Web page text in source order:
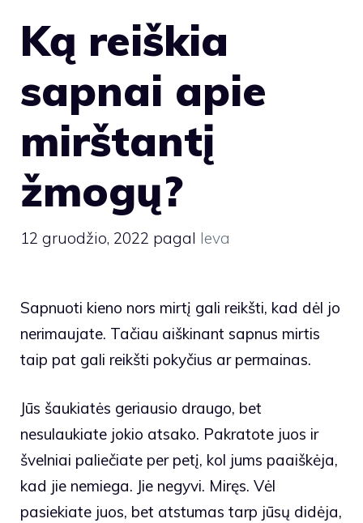
Ką reiškia
sapnai apie
mirštantį
žmogų?
12 gruodžio, 2022 pagal Ieva
Sapnuoti kieno nors mirtį gali reikšti, kad dėl jo
nerimaujate. Tačiau aiškinant sapnus mirtis
taip pat gali reikšti pokyčius ar permainas.
Jūs šaukiatės geriausio draugo, bet
nesulaukiate jokio atsako. Pakratote juos ir
švelniai paliečiate per petį, kol jums paaiškėja,
kad jie nemiega. Jie negyvi. Miręs. Vėl
pasiekiate juos, bet atstumas tarp jūsų didėja,